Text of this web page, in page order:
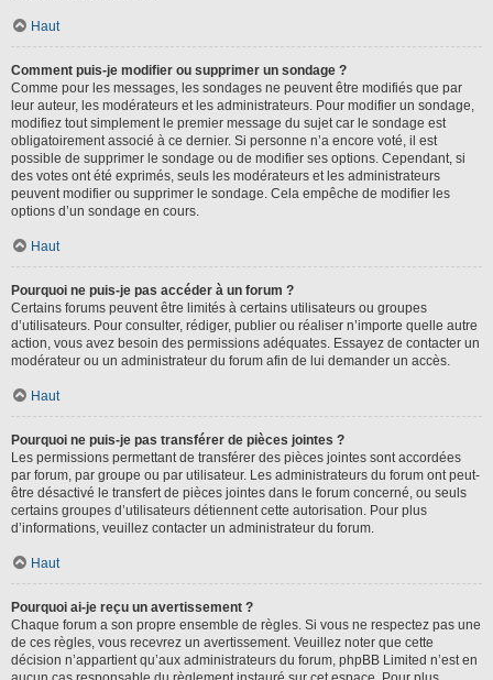
Haut
Comment puis-je modifier ou supprimer un sondage ?
Comme pour les messages, les sondages ne peuvent être modifiés que par
leur auteur, les modérateurs et les administrateurs. Pour modifier un sondage,
modifiez tout simplement le premier message du sujet car le sondage est
obligatoirement associé à ce dernier. Si personne n’a encore voté, il est
possible de supprimer le sondage ou de modifier ses options. Cependant, si
des votes ont été exprimés, seuls les modérateurs et les administrateurs
peuvent modifier ou supprimer le sondage. Cela empêche de modifier les
options d’un sondage en cours.
Haut
Pourquoi ne puis-je pas accéder à un forum ?
Certains forums peuvent être limités à certains utilisateurs ou groupes
d’utilisateurs. Pour consulter, rédiger, publier ou réaliser n’importe quelle autre
action, vous avez besoin des permissions adéquates. Essayez de contacter un
modérateur ou un administrateur du forum afin de lui demander un accès.
Haut
Pourquoi ne puis-je pas transférer de pièces jointes ?
Les permissions permettant de transférer des pièces jointes sont accordées
par forum, par groupe ou par utilisateur. Les administrateurs du forum ont peut-
être désactivé le transfert de pièces jointes dans le forum concerné, ou seuls
certains groupes d’utilisateurs détiennent cette autorisation. Pour plus
d’informations, veuillez contacter un administrateur du forum.
Haut
Pourquoi ai-je reçu un avertissement ?
Chaque forum a son propre ensemble de règles. Si vous ne respectez pas une
de ces règles, vous recevrez un avertissement. Veuillez noter que cette
décision n’appartient qu’aux administrateurs du forum, phpBB Limited n’est en